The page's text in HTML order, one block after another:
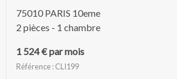
75010 PARIS 10eme
2 pièces - 1 chambre
1 524 € par mois
Référence : CLI199